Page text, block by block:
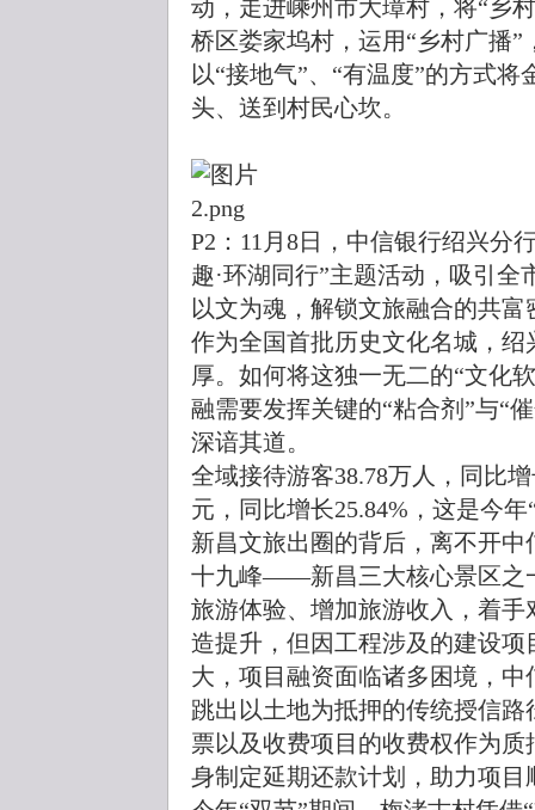
动，走进嵊州市大璋村，将“乡
桥区娄家坞村，运用“乡村广播
以“接地气”、“有温度”的方式
头、送到村民心坎。
P2：11月8日，中信银行绍兴分
趣·环湖同行”主题活动，吸引全
以文为魂，解锁文旅融合的共富
作为全国首批历史文化名城，
厚。如何将这独一无二的“文化
融需要发挥关键的“粘合剂”与“
深谙其道。
全域接待游客38.78万人，同比
元，同比增长25.84%，这是今
新昌文旅出圈的背后，离不开中
十九峰——新昌三大核心景区之
旅游体验、增加旅游收入，着
造提升，但因工程涉及的建设
大，项目融资面临诸多困境，
跳出以土地为抵押的传统授信
票以及收费项目的收费权作为
身制定延期还款计划，助力项目